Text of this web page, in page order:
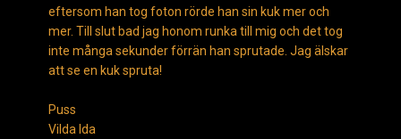
eftersom han tog foton rörde han sin kuk mer och
mer. Till slut bad jag honom runka till mig och det tog
inte många sekunder förrän han sprutade. Jag älskar
att se en kuk spruta!
Puss
Vilda Ida